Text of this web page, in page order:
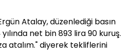
Atalay, düzenlediği basın
net bin 893 lira 90 kuruş.
atalım." diyerek tekliflerini